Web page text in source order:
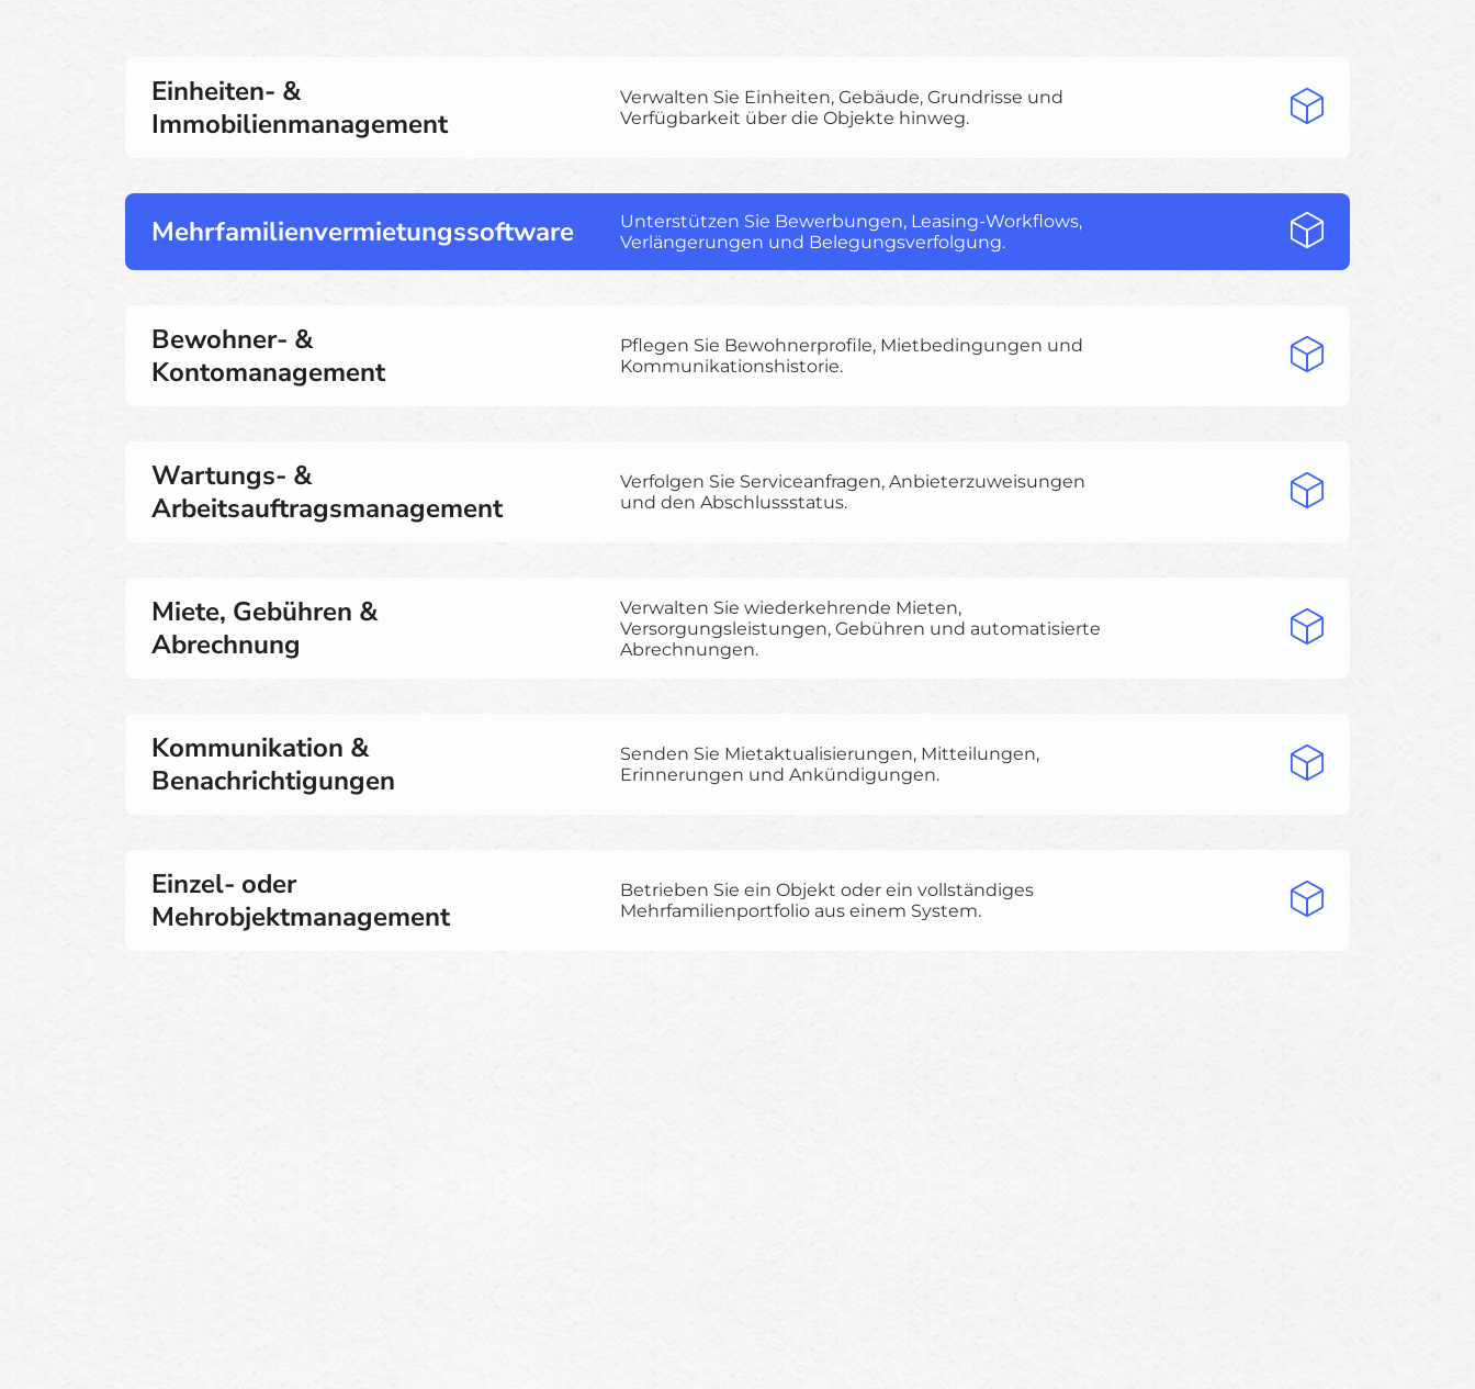
Einheiten- &
Immobilienmanagement
Verwalten Sie Einheiten, Gebäude, Grundrisse und
Verfügbarkeit über die Objekte hinweg.
Mehrfamilienvermietungssoftware
Unterstützen Sie Bewerbungen, Leasing-Workflows,
Verlängerungen und Belegungsverfolgung.
Bewohner- &
Kontomanagement
Pflegen Sie Bewohnerprofile, Mietbedingungen und
Kommunikationshistorie.
Wartungs- &
Arbeitsauftragsmanagement
Verfolgen Sie Serviceanfragen, Anbieterzuweisungen
und den Abschlussstatus.
Miete, Gebühren &
Abrechnung
Verwalten Sie wiederkehrende Mieten,
Versorgungsleistungen, Gebühren und automatisierte
Abrechnungen.
Kommunikation &
Benachrichtigungen
Senden Sie Mietaktualisierungen, Mitteilungen,
Erinnerungen und Ankündigungen.
Einzel- oder
Mehrobjektmanagement
Betrieben Sie ein Objekt oder ein vollständiges
Mehrfamilienportfolio aus einem System.